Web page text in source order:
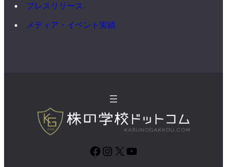
プレスリリース
メディア・イベント実績
Facebook
Instagram
X YouTube